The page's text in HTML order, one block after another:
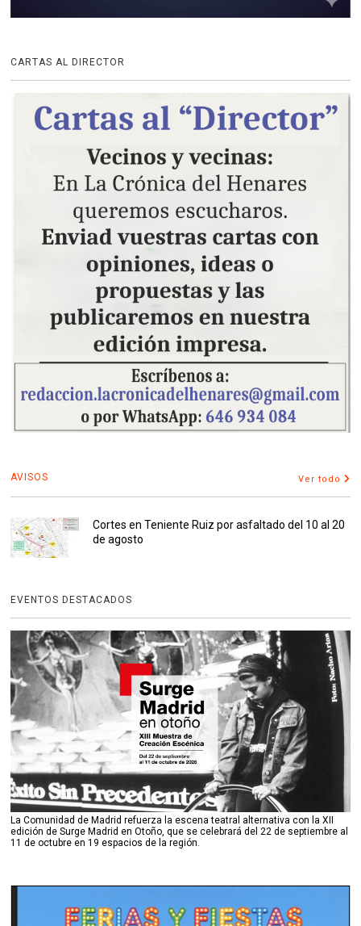
CARTAS AL DIRECTOR
AVISOS Ver todo
Cortes en Teniente Ruiz por asfaltado del 10 al 20
de agosto
EVENTOS DESTACADOS
La Comunidad de Madrid refuerza la escena teatral alternativa con la XII
edición de Surge Madrid en Otoño, que se celebrará del 22 de septiembre al
11 de octubre en 19 espacios de la región.